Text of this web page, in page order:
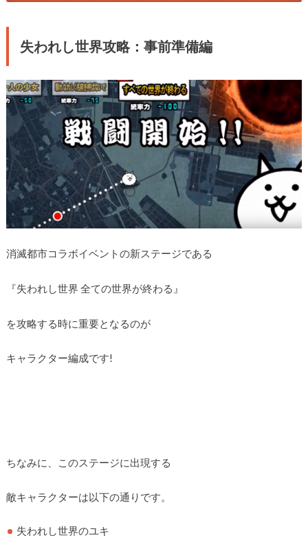
失われし世界攻略：事前準備編
消滅都市コラボイベントの新ステージである
『失われし世界 全ての世界が終わる』
を攻略する時に重要となるのが
キャラクター編成です!
ちなみに、このステージに出現する
敵キャラクターは以下の通りです。
失われし世界のユキ